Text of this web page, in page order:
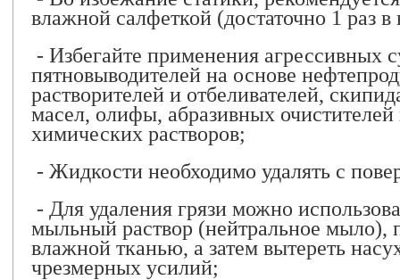
влажной салфеткой (достаточно 1 раз
- Избегайте применения агрессивных
пятновыводителей на основе
растворителей и отбеливателей,
масел, олифы, абразивных
химических растворов;
- Жидкости необходимо удалять с
- Для удаления грязи можно
мыльный раствор (нейтральное мыло),
влажной тканью, а затем вытереть
чрезмерных усилий;